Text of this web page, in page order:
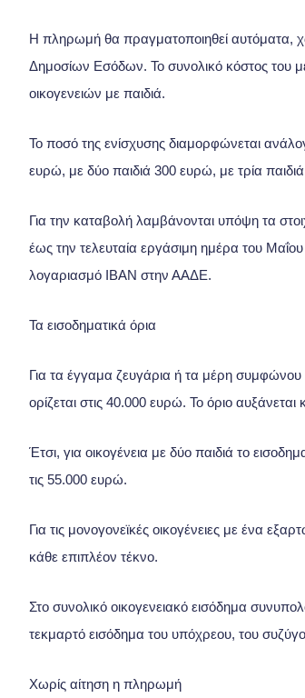
Η πληρωμή θα πραγματοποιηθεί αυτόματα,
Δημοσίων Εσόδων. Το συνολικό κόστος του
οικογενειών με παιδιά.
Το ποσό της ενίσχυσης διαμορφώνεται
ευρώ, με δύο παιδιά 300 ευρώ, με τρία
Για την καταβολή λαμβάνονται υπόψη τα
έως την τελευταία εργάσιμη ημέρα του
λογαριασμό IBAN στην ΑΑΔΕ.
Τα εισοδηματικά όρια
Για τα έγγαμα ζευγάρια ή τα μέρη συμφώνου
ορίζεται στις 40.000 ευρώ. Το όριο
Έτσι, για οικογένεια με δύο παιδιά το
τις 55.000 ευρώ.
Για τις μονογονεϊκές οικογένειες με ένα
κάθε επιπλέον τέκνο.
Στο συνολικό οικογενειακό εισόδημα
τεκμαρτό εισόδημα του υπόχρεου, του
Χωρίς αίτηση η πληρωμή